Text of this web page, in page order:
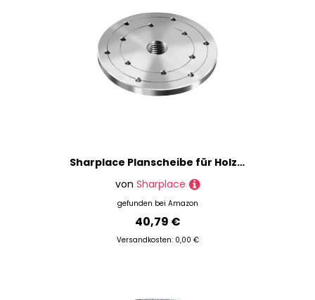
Sharplace Planscheibe für Holzdrehbank, Planscheibe für Holzbearbeitungsmaschinen, Spannfutter-Planscheibe, Teil aus legiertem Stahl, Ersatzspindelgewinde für, 6 Zoll
von Sharplace
gefunden bei Amazon
40,79 €
Versandkosten: 0,00 €